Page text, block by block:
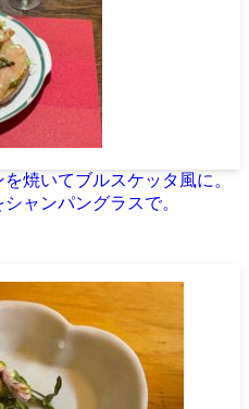
焼いてブルスケッタ風に。
ャンパングラスで。